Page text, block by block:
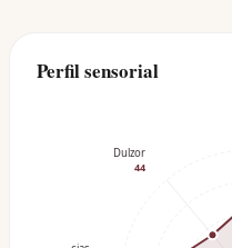
Perfil sensorial
Dulzor
44